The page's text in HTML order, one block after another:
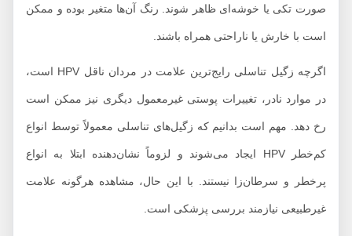
صورت تکی یا خوشه‌ای ظاهر شوند. رنگ آن‌ها متغیر بوده و ممکن
است با خارش یا ناراحتی همراه باشند.
اگرچه زگیل تناسلی رایج‌ترین علامت در مردان ناقل HPV است،
در موارد نادر، تغییرات پوستی غیرمعمول دیگری نیز ممکن است
رخ دهد. مهم است بدانیم که زگیل‌های تناسلی معمولاً توسط انواع
کم‌خطر HPV ایجاد می‌شوند و لزوماً نشان‌دهنده ابتلا به انواع
پرخطر و سرطان‌زا نیستند. با این حال، مشاهده هرگونه علامت
غیرطبیعی نیازمند بررسی پزشکی است.